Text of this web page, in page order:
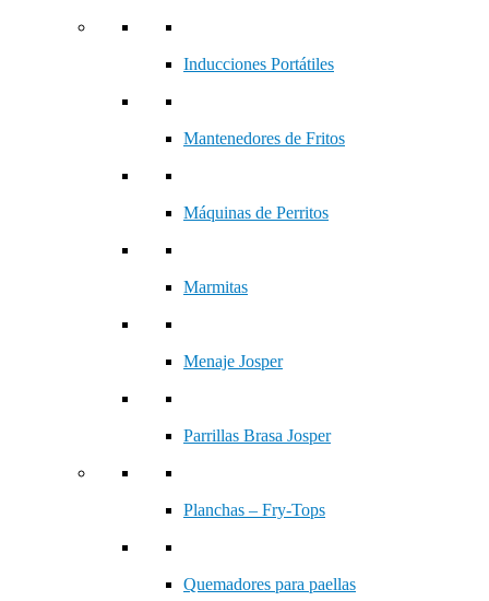
Inducciones Portátiles
Mantenedores de Fritos
Máquinas de Perritos
Marmitas
Menaje Josper
Parrillas Brasa Josper
Planchas – Fry-Tops
Quemadores para paellas